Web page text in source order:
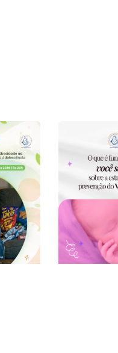
Conduzir a
Obesidade ao
Longo da
Infância e
Adolescência”